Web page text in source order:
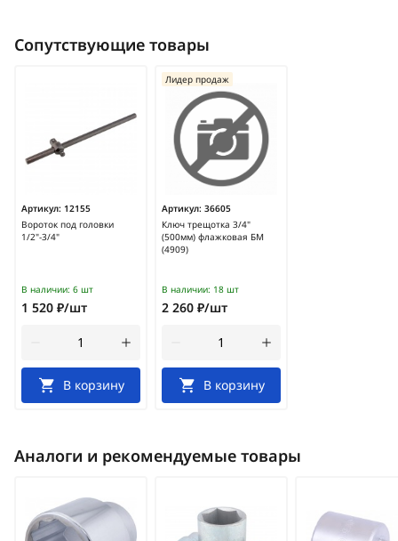
Сопутствующие товары
Артикул: 12155
Вороток под головки
1/2"-3/4"
В наличии: 6 шт
1 520 ₽/шт
В корзину
Артикул: 36605
Ключ трещотка 3/4"
(500мм) флажковая БМ
(4909)
Лидер продаж
В наличии: 18 шт
2 260 ₽/шт
В корзину
Аналоги и рекомендуемые товары